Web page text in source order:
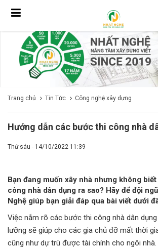
Trang chủ Tin Tức Công nghệ xây dựng
Hướng dẫn các bước thi công nhà
Thứ sáu - 14/10/2022 11:39
Bạn đang muốn xây nhà nhưng không
công nhà dân dụng ra sao? Hãy để đội
Nghệ giúp bạn giải đáp qua bài viết dưới
Việc nắm rõ các bước thi công nhà dân
lưỡng sẽ giúp cho các gia chủ đỡ mất thời
cũng như dự trù được tài chính cho ngôi nhà.